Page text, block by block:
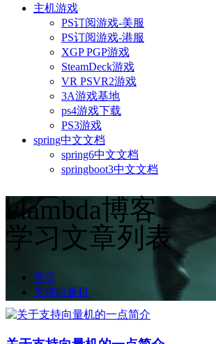
主机游戏
PS订阅游戏-美服
PS订阅游戏-港服
XGP PGP游戏
SteamDeck游戏
VR PSVR2游戏
3A游戏基地
ps4游戏下载
PS3游戏
spring中文文档
spring6中文文档
springboot3中文文档
vlambda博客
学习文章列表
首页
支持向量机